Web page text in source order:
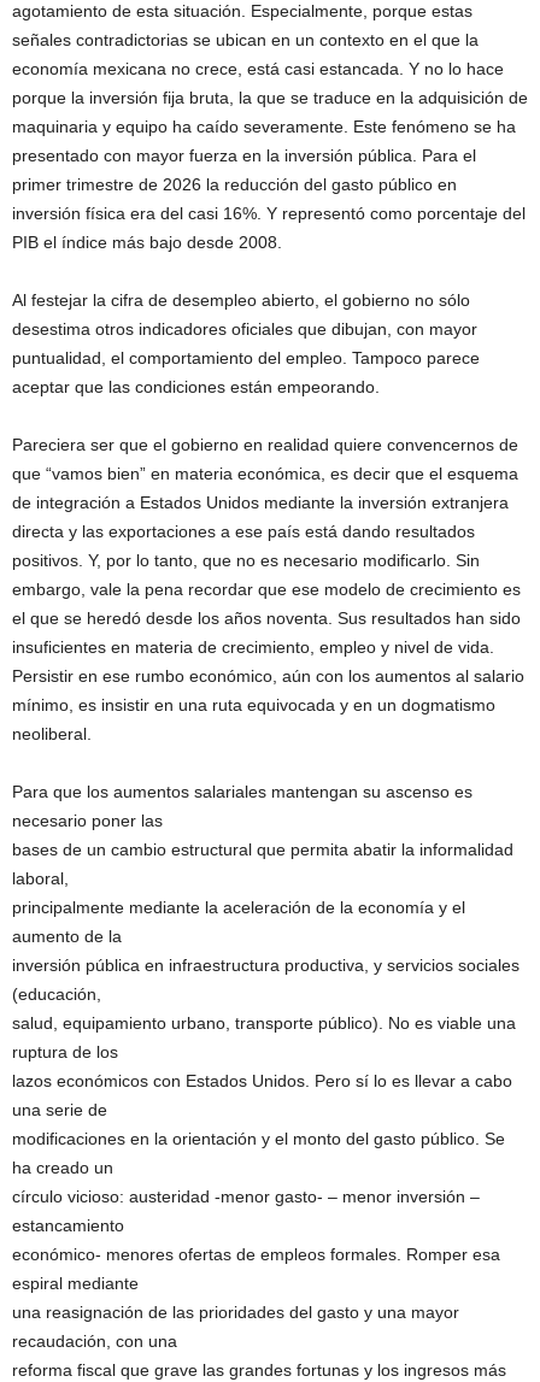
agotamiento de esta situación. Especialmente, porque estas
señales contradictorias se ubican en un contexto en el que la
economía mexicana no crece, está casi estancada. Y no lo hace
porque la inversión fija bruta, la que se traduce en la adquisición de
maquinaria y equipo ha caído severamente. Este fenómeno se ha
presentado con mayor fuerza en la inversión pública. Para el
primer trimestre de 2026 la reducción del gasto público en
inversión física era del casi 16%. Y representó como porcentaje del
PIB el índice más bajo desde 2008.
Al festejar la cifra de desempleo abierto, el gobierno no sólo
desestima otros indicadores oficiales que dibujan, con mayor
puntualidad, el comportamiento del empleo. Tampoco parece
aceptar que las condiciones están empeorando.
Pareciera ser que el gobierno en realidad quiere convencernos de
que “vamos bien” en materia económica, es decir que el esquema
de integración a Estados Unidos mediante la inversión extranjera
directa y las exportaciones a ese país está dando resultados
positivos. Y, por lo tanto, que no es necesario modificarlo. Sin
embargo, vale la pena recordar que ese modelo de crecimiento es
el que se heredó desde los años noventa. Sus resultados han sido
insuficientes en materia de crecimiento, empleo y nivel de vida.
Persistir en ese rumbo económico, aún con los aumentos al salario
mínimo, es insistir en una ruta equivocada y en un dogmatismo
neoliberal.
Para que los aumentos salariales mantengan su ascenso es
necesario poner las
bases de un cambio estructural que permita abatir la informalidad
laboral,
principalmente mediante la aceleración de la economía y el
aumento de la
inversión pública en infraestructura productiva, y servicios sociales
(educación,
salud, equipamiento urbano, transporte público). No es viable una
ruptura de los
lazos económicos con Estados Unidos. Pero sí lo es llevar a cabo
una serie de
modificaciones en la orientación y el monto del gasto público. Se
ha creado un
círculo vicioso: austeridad -menor gasto- – menor inversión –
estancamiento
económico- menores ofertas de empleos formales. Romper esa
espiral mediante
una reasignación de las prioridades del gasto y una mayor
recaudación, con una
reforma fiscal que grave las grandes fortunas y los ingresos más